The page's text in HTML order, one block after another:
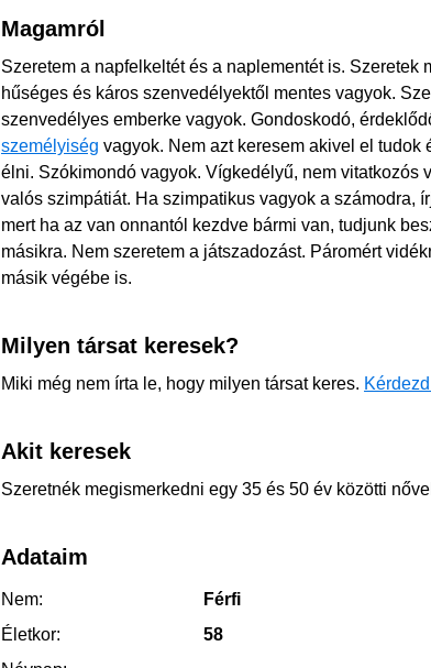
Magamról
Szeretem a napfelkeltét és a naplementét is. Szeretek
hűséges és káros szenvedélyektől mentes vagyok.
szenvedélyes emberke vagyok. Gondoskodó,
személyiség vagyok. Nem azt keresem akivel el
élni. Szókimondó vagyok. Vígkedélyű, nem vitatkozós
valós szimpátiát. Ha szimpatikus vagyok a számodra,
mert ha az van onnantól kezdve bármi van, tudjunk
másikra. Nem szeretem a játszadozást. Páromért
másik végébe is.
Milyen társat keresek?
Miki még nem írta le, hogy milyen társat keres.
Akit keresek
Szeretnék megismerkedni egy 35 és 50 év közötti
Adataim
Nem:
Férfi
Életkor:
58